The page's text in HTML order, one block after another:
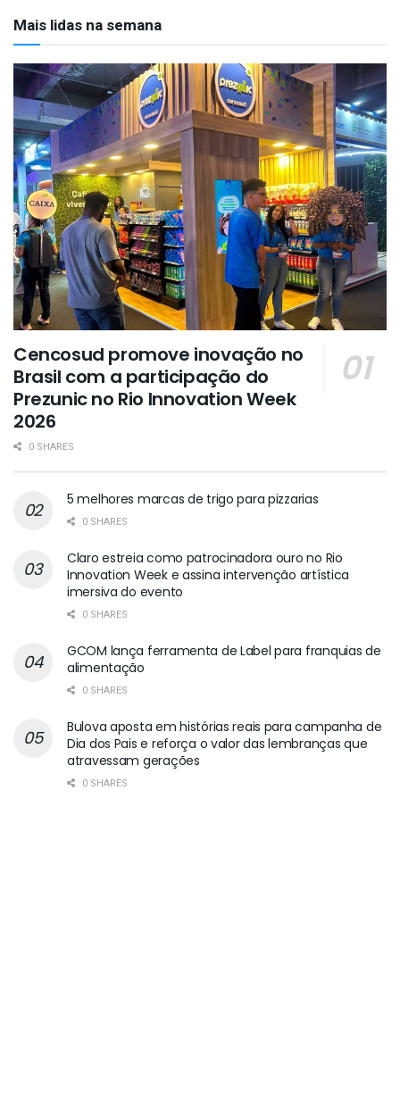
Mais lidas na semana
Cencosud promove inovação no
Brasil com a participação do
Prezunic no Rio Innovation Week
2026
0 SHARES
5 melhores marcas de trigo para pizzarias
0 SHARES
Claro estreia como patrocinadora ouro no Rio
Innovation Week e assina intervenção artística
imersiva do evento
0 SHARES
GCOM lança ferramenta de Label para franquias de
alimentação
0 SHARES
Bulova aposta em histórias reais para campanha de
Dia dos Pais e reforça o valor das lembranças que
atravessam gerações
0 SHARES